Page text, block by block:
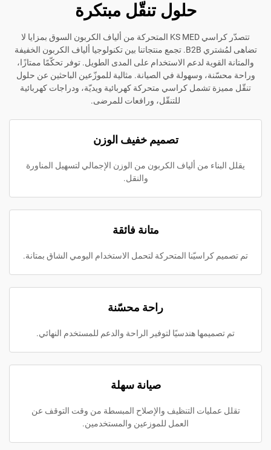
حلول تنقّل مبتكرة
تتصدّر كراسي KS MED المتحركة من ألياف الكربون السوق بمزايا لا
تضاهى لمُشتري B2B. تجمع منتجاتنا بين تكنولوجيا ألياف الكربون الخفيفة
لدعم الاستخدام على المدى الطويل. توفر تحكّمًا ممتازًا،
وسهولة في الصيانة. مثالية للموزّعين الباحثين عن حلول
تشمل كراسي متحركة كهربائية ويديّة، ودراجات كهربائية
للتنقّل، ورافعات للمرضى.
تصميم خفيف الوزن
من ألياف الكربون من الوزن الإجمالي لتسهيل المناورة
المتحركة لتحمل الاستخدام اليومي الشاق بمتانة.
راحة محسّنة
هندسيًا لتوفير الراحة والدعم للمستخدم النهائي.
التنظيف والإصلاح المبسطة من وقت التوقف عن
العمل للموزعين والمستخدمين.